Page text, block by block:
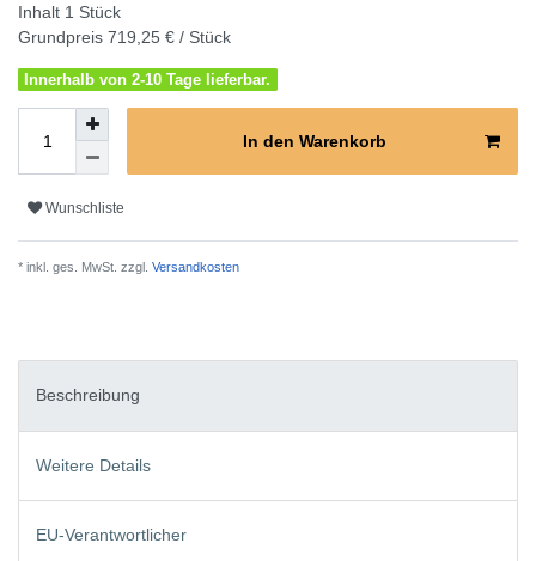
Inhalt 1 Stück
Grundpreis 719,25 € / Stück
Innerhalb von 2-10 Tage lieferbar.
In den Warenkorb
Wunschliste
* inkl. ges. MwSt. zzgl. Versandkosten
Beschreibung
Weitere Details
EU-Verantwortlicher